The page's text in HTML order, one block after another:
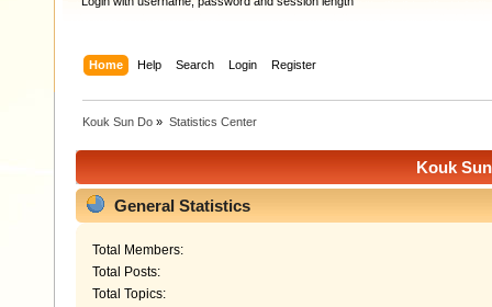
Home Help Search Login Register
Kouk Sun Do » Statistics Center
Kouk
General Statistics
Total Members:
Total Posts:
Total Topics: